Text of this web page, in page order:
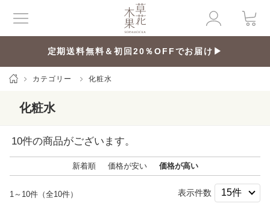
定期送料無料＆初回20％OFFでお届け▶
カテゴリー 化粧水
化粧水
10件の商品がございます。
新着順 価格が安い 価格が高い
1～10件（全10件） 表示件数